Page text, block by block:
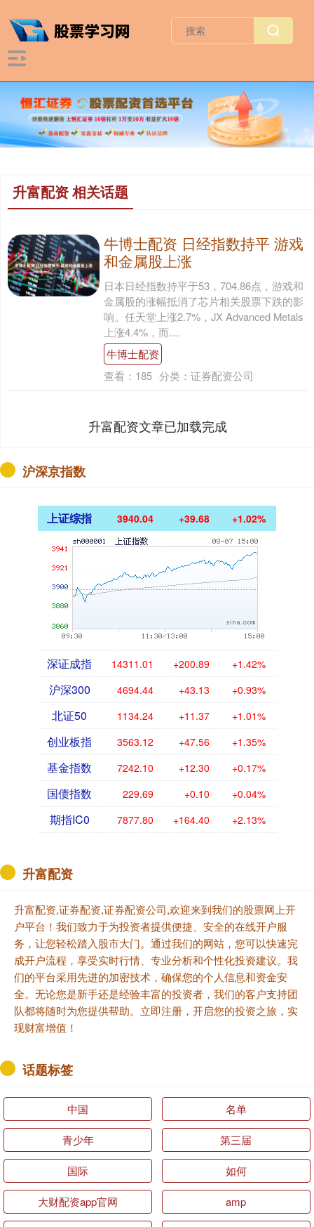
升富配资 相关话题
牛博士配资 日经指数持平 游戏
和金属股上涨
日本日经指数持平于53，704.86点，游戏和
金属股的涨幅抵消了芯片相关股票下跌的影
响。任天堂上涨2.7%，JX Advanced Metals
上涨4.4%，而....
牛博士配资
查看： 185 分类： 证券配资公司
升富配资文章已加载完成
沪深京指数
上证综指 3940.04 +39.68 +1.02%
深证成指 14311.01 +200.89 +1.42%
沪深300 4694.44 +43.13 +0.93%
北证50 1134.24 +11.37 +1.01%
创业板指 3563.12 +47.56 +1.35%
基金指数 7242.10 +12.30 +0.17%
国债指数 229.69 +0.10 +0.04%
期指IC0 7877.80 +164.40 +2.13%
升富配资
升富配资,证券配资,证券配资公司,欢迎来到我们的股票网上开
户平台！我们致力于为投资者提供便捷、安全的在线开户服
务，让您轻松踏入股市大门。通过我们的网站，您可以快速完
成开户流程，享受实时行情、专业分析和个性化投资建议。我
们的平台采用先进的加密技术，确保您的个人信息和资金安
全。无论您是新手还是经验丰富的投资者，我们的客户支持团
队都将随时为您提供帮助。立即注册，开启您的投资之旅，实
现财富增值！
话题标签
中国 名单
青少年 第三届
国际 如何
大财配资app官网 amp